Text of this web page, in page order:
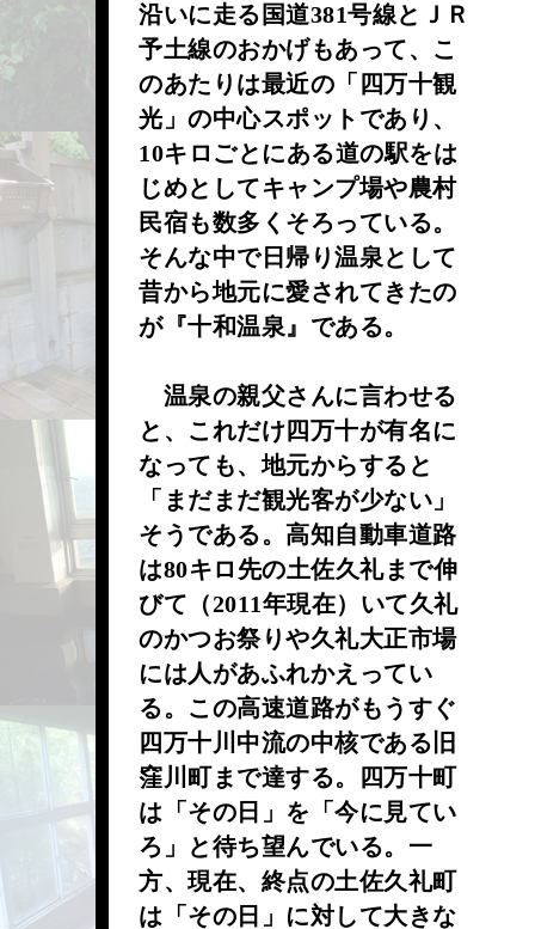
沿いに走る国道381号線とＪＲ
予土線のおかげもあって、こ
のあたりは最近の「四万十観
光」の中心スポットであり、
10キロごとにある道の駅をは
じめとしてキャンプ場や農村
民宿も数多くそろっている。
そんな中で日帰り温泉として
昔から地元に愛されてきたの
が『十和温泉』である。
温泉の親父さんに言わせる
と、これだけ四万十が有名に
なっても、地元からすると
「まだまだ観光客が少ない」
そうである。高知自動車道路
は80キロ先の土佐久礼まで伸
びて（2011年現在）いて久礼
のかつお祭りや久礼大正市場
には人があふれかえってい
る。この高速道路がもうすぐ
四万十川中流の中核である旧
窪川町まで達する。四万十町
は「その日」を「今に見てい
ろ」と待ち望んでいる。一
方、現在、終点の土佐久礼町
は「その日」に対して大きな